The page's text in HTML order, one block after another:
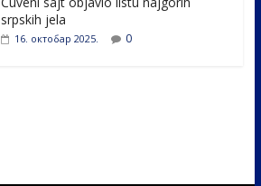
srpskih jela
16. октобар 2025. 0